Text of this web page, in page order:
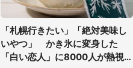
「札幌行きたい」「絶対美味し
いやつ」 かき氷に変身した
「白い恋人」に8000人が熱視